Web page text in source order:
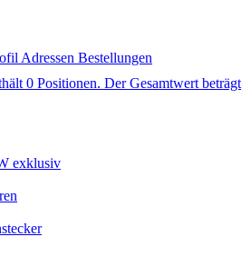
Adressen Bestellungen
0 Positionen. Der Gesamtwert beträgt
exklusiv